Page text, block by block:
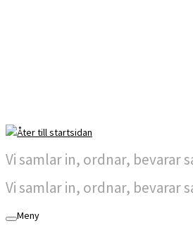
Vi samlar in, ordnar, bevarar
Vi samlar in, ordnar, bevarar
Meny